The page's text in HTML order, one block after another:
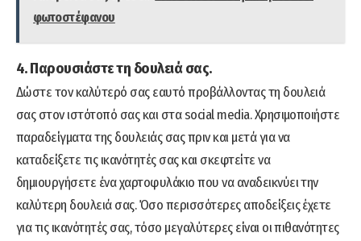
φωτοστέφανου
4. Παρουσιάστε τη δουλειά σας.
Δώστε τον καλύτερό σας εαυτό προβάλλοντας τη δουλειά
σας στον ιστότοπό σας και στα social media. Χρησιμοποιήστε
παραδείγματα της δουλειάς σας πριν και μετά για να
καταδείξετε τις ικανότητές σας και σκεφτείτε να
δημιουργήσετε ένα χαρτοφυλάκιο που να αναδεικνύει την
καλύτερη δουλειά σας. Όσο περισσότερες αποδείξεις έχετε
για τις ικανότητές σας, τόσο μεγαλύτερες είναι οι πιθανότητες